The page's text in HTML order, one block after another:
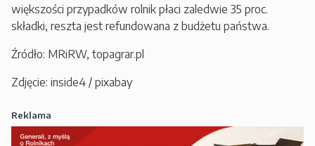
większości przypadków rolnik płaci zaledwie 35 proc.
składki, reszta jest refundowana z budżetu państwa.
Źródło: MRiRW, topagrar.pl
Zdjęcie: inside4 / pixabay
Reklama